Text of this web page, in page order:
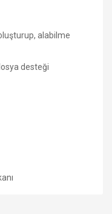
alabilme
desteği